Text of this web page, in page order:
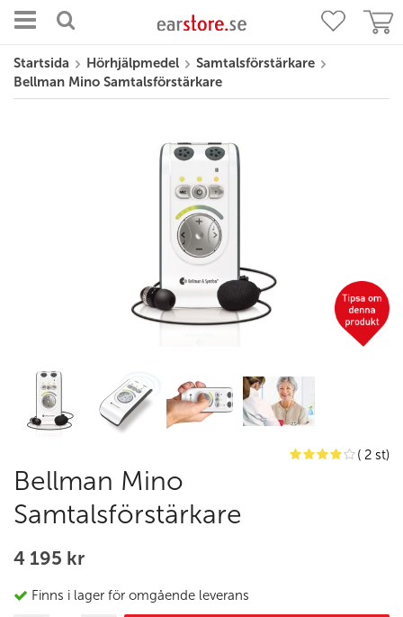
Startsida Hörhjälpmedel
Samtalsförstärkare
Bellman Mino Samtalsförstärkare
( 2 st)
Bellman Mino
Samtalsförstärkare
4 195 kr
Finns i lager för omgående leverans